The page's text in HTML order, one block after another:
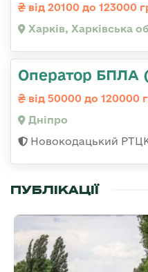
від 20100 до 123000
Харків, Харківська
Оператор БПЛА
від 50000 до 120000
Дніпро
Новокодацький
ПУБЛІКАЦІЇ